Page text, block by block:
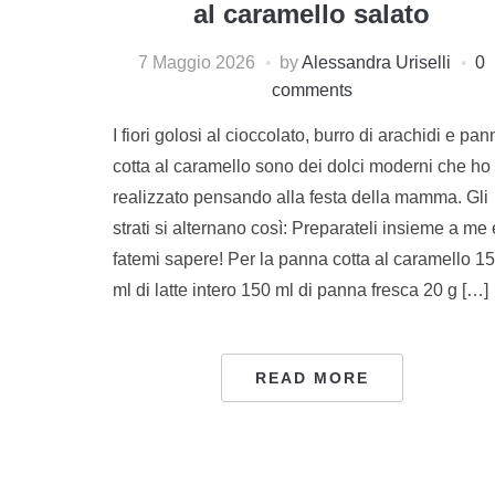
al caramello salato
7 Maggio 2026 byAlessandra Uriselli
0
comments
I fiori golosi al cioccolato, burro di arachidi e
cotta al caramello sono dei dolci moderni che ho
realizzato pensando alla festa della mamma. Gli
strati si alternano così: Preparateli insieme a me
fatemi sapere! Per la panna cotta al caramello
ml di latte intero 150 ml di panna fresca 20 g […]
READ MORE